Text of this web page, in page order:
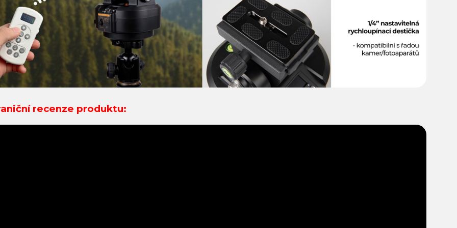
recenze produktu: